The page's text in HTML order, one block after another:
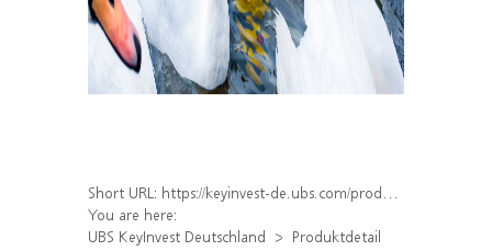
Short URL: https://keyinvest-de.ubs.com/produkt/detail/index/isin/DE000WA24H72
You are here:
UBS KeyInvest Deutschland
Produktdetail